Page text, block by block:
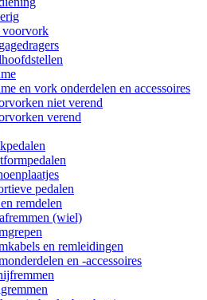
voorvork
en vork onderdelen en accessoires
niet verend
verend
pedalen
remdelen
(wiel)
en remleidingen
en -accessoires